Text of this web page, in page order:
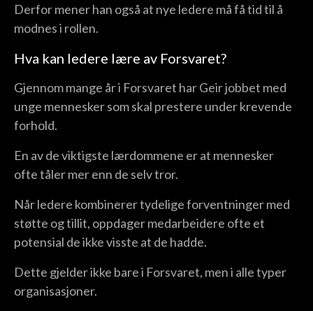
Derfor mener han også at nye ledere må få tid til å
modnes i rollen.
Hva kan ledere lære av Forsvaret?
Gjennom mange år i Forsvaret har Geir jobbet med
unge mennesker som skal prestere under krevende
forhold.
En av de viktigste lærdommene er at mennesker
ofte tåler mer enn de selv tror.
Når ledere kombinerer tydelige forventninger med
støtte og tillit, oppdager medarbeidere ofte et
potensial de ikke visste at de hadde.
Dette gjelder ikke bare i Forsvaret, men i alle typer
organisasjoner.